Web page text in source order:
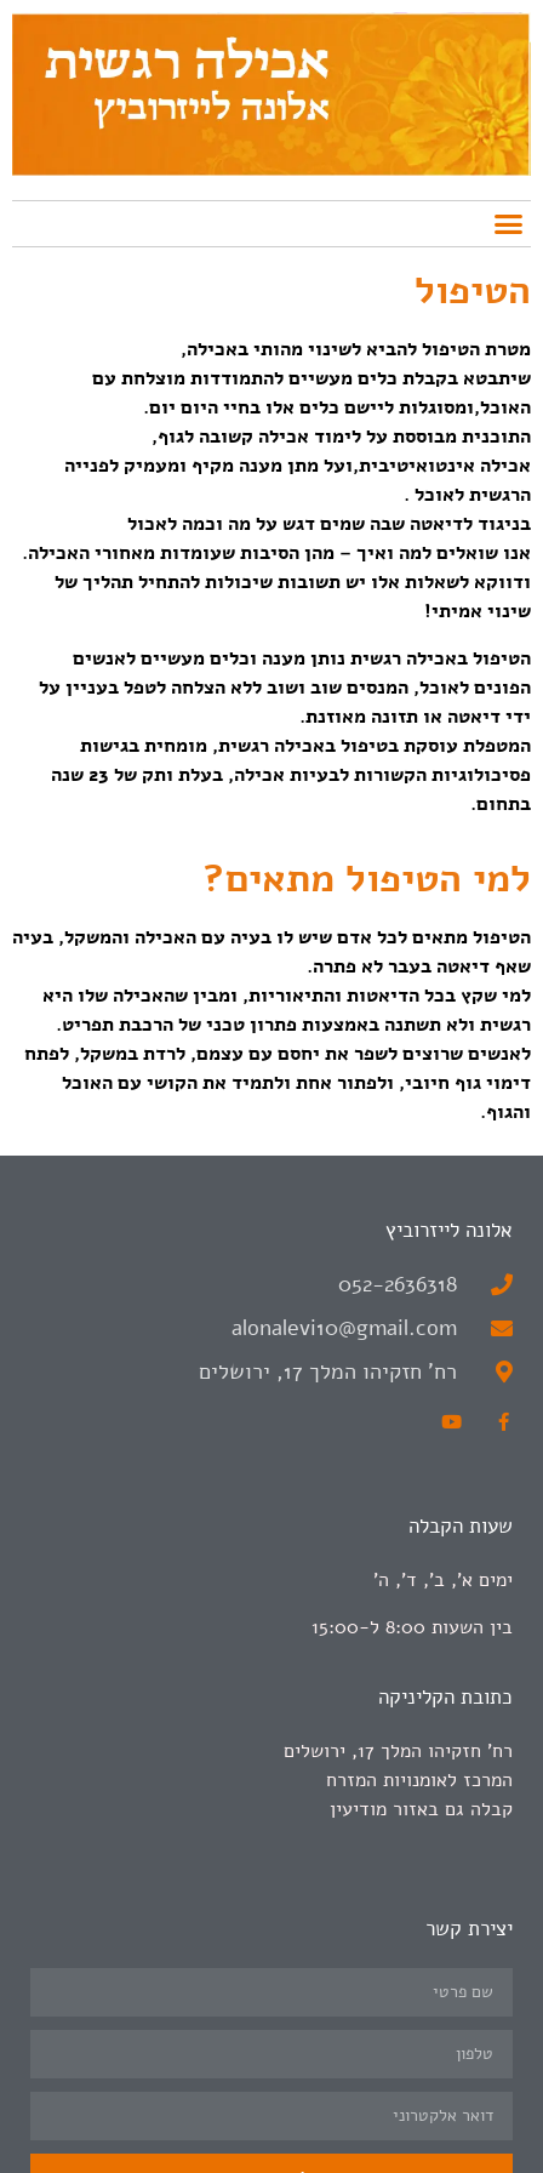
הטיפול
מטרת הטיפול להביא לשינוי מהותי באכילה,
שיתבטא בקבלת כלים מעשיים להתמודדות מוצלחת עם
האוכל,ומסוגלות ליישם כלים אלו בחיי היום יום.
התוכנית מבוססת על לימוד אכילה קשובה לגוף,
אכילה אינטואיטיבית,ועל מתן מענה מקיף ומעמיק לפנייה
הרגשית לאוכל .
בניגוד לדיאטה שבה שמים דגש על מה וכמה לאכול
אנו שואלים למה ואיך – מהן הסיבות שעומדות מאחורי האכילה.
ודווקא לשאלות אלו יש תשובות שיכולות להתחיל תהליך של
שינוי אמיתי!
הטיפול באכילה רגשית נותן מענה וכלים מעשיים לאנשים
הפונים לאוכל, המנסים שוב ושוב ללא הצלחה לטפל בעניין על
ידי דיאטה או תזונה מאוזנת.
המטפלת עוסקת בטיפול באכילה רגשית, מומחית בגישות
פסיכולוגיות הקשורות לבעיות אכילה, בעלת ותק של 23 שנה
בתחום.
למי הטיפול מתאים?
הטיפול מתאים לכל אדם שיש לו בעיה עם האכילה והמשקל, בעיה
שאף דיאטה בעבר לא פתרה.
למי שקץ בכל הדיאטות והתיאוריות, ומבין שהאכילה שלו היא
רגשית ולא תשתנה באמצעות פתרון טכני של הרכבת תפריט.
לאנשים שרוצים לשפר את יחסם עם עצמם, לרדת במשקל, לפתח
דימוי גוף חיובי, ולפתור אחת ולתמיד את הקושי עם האוכל
והגוף.
אלונה לייזרוביץ
052-2636318
alonalevi10@gmail.com
רח' חזקיהו המלך 17, ירושלים
שעות הקבלה
ימים א', ב', ד', ה'
בין השעות 8:00 ל-15:00
כתובת הקליניקה
רח' חזקיהו המלך 17, ירושלים
המרכז לאומנויות המזרח
קבלה גם באזור מודיעין
יצירת קשר